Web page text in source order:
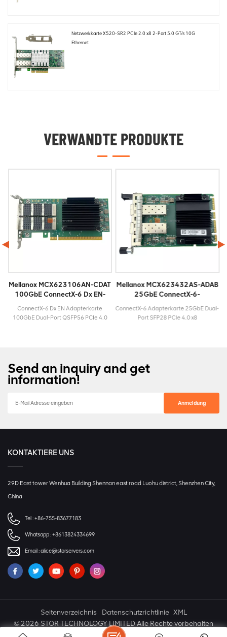
Netzwerkkarte X520-SR2 PCIe 2.0 x8 2-Port 5.0 GT/s 10G
Ethernet
VERWANDTE PRODUKTE
Mellanox MCX623106AN-CDAT
100GbE ConnectX-6 Dx EN-
ConnectX-6 Dx EN Adapterkarte
100GbE Dual-Port QSFP56 PCIe 4.0
Mellanox MCX623432AS-ADAB
25GbE ConnectX-6-
ConnectX-6 Adapterkarte 25GbE Dual-
Port SFP28 PCIe 4.0 x8
Send an inquiry and get
information!
KONTAKTIERE UNS
29D East tower Wenhua Building Shennan east road Luohu district, Shenzhen City,
China
Tel :+86-755-83677183
Whatsapp :+8613824334699
Email :alice@storservers.com
Seitenverzeichnis Datenschutzrichtlinie XML
© 2026 STOR TECHNOLOGY LIMITED Alle Rechte vorbehalten
IPv6 NETZWERK UNTERSTÜTZT